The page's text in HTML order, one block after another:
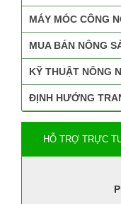
MÁY MÓC CÔNG
MUA BÁN NÔNG
KỸ THUẬT NÔNG
ĐỊNH HƯỚNG
HỖ TRỢ TRỰC